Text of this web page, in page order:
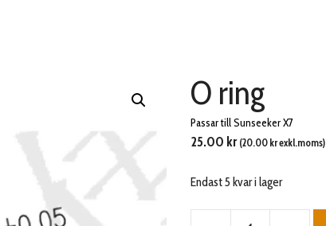
O ring
Passar till Sunseeker X7
25.00 kr (20.00 krexkl.moms)
Endast 5 kvar i lager